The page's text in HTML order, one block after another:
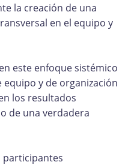
la creación de una
en el equipo y
este enfoque sistémico
y de organización
los resultados
de una verdadera
participantes